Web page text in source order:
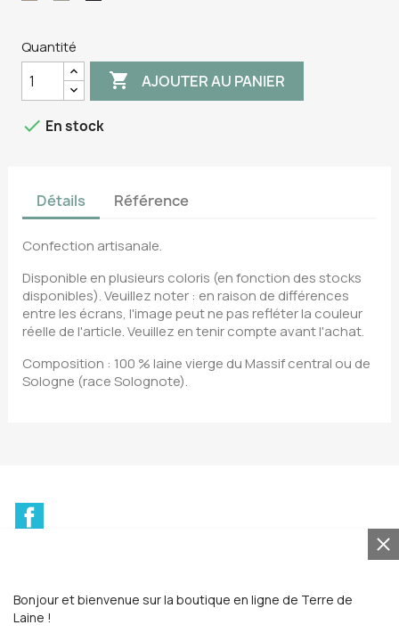
Quantité
 AJOUTER AU PANIER
 En stock
Détails Référence
Confection artisanale.
Disponible en plusieurs coloris (en fonction des stocks
disponibles). Veuillez noter : en raison de différences
entre les écrans, l'image peut ne pas refléter la couleur
réelle de l'article. Veuillez en tenir compte avant l'achat.
Composition : 100 % laine vierge du Massif central ou de
Sologne (race Solognote).
Bonjour et bienvenue sur la boutique en ligne de Terre de
Laine !
INFOS LÉGALES